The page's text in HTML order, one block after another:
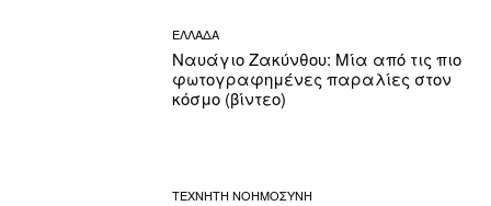
ΕΛΛΑΔΑ
Ναυάγιο Ζακύνθου: Μία από τις πιο
φωτογραφημένες παραλίες στον
κόσμο (βίντεο)
ΤΕΧΝΗΤΗ ΝΟΗΜΟΣΥΝΗ